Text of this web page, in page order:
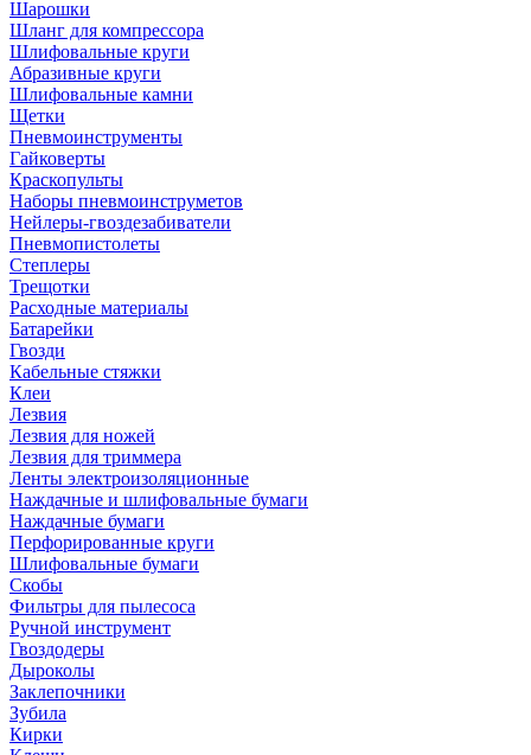
Шарошки
Шланг для компрессора
Шлифовальные круги
Абразивные круги
Шлифовальные камни
Щетки
Пневмоинструменты
Гайковерты
Краскопульты
Наборы пневмоинструметов
Нейлеры-гвоздезабиватели
Пневмопистолеты
Степлеры
Трещотки
Расходные материалы
Батарейки
Гвозди
Кабельные стяжки
Клеи
Лезвия
Лезвия для ножей
Лезвия для триммера
Ленты электроизоляционные
Наждачные и шлифовальные бумаги
Наждачные бумаги
Перфорированные круги
Шлифовальные бумаги
Скобы
Фильтры для пылесоса
Ручной инструмент
Гвоздодеры
Дыроколы
Заклепочники
Зубила
Кирки